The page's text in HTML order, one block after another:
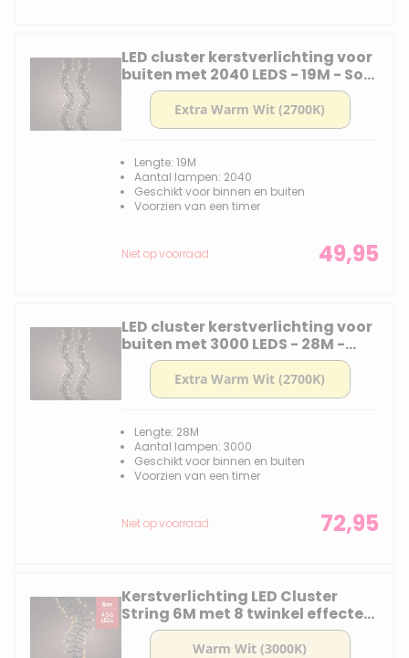
LED cluster kerstverlichting voor
buiten met 2040 LEDS - 19M - Soft
Gold - 2700K
Lengte: 19M
Aantal lampen: 2040
Geschikt voor binnen en buiten
Voorzien van een timer
Niet op voorraad 49,95
LED cluster kerstverlichting voor
buiten met 3000 LEDS - 28M -
Soft Gold - 2700K
Lengte: 28M
Aantal lampen: 3000
Geschikt voor binnen en buiten
Voorzien van een timer
Niet op voorraad 72,95
Kerstverlichting LED Cluster
String 6M met 8 twinkel effecten
- 456 lampjes